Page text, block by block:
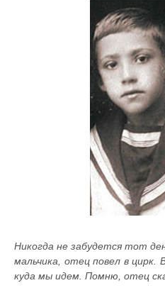
Никогда не забудется тот
мальчика, отец повел в цирк.
куда мы идем. Помню, отец